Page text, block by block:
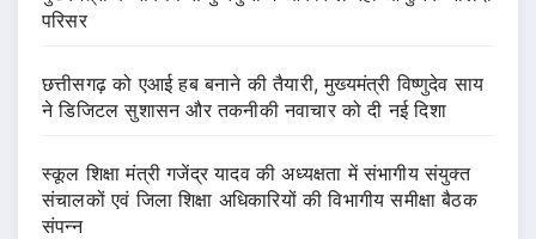
परिसर
छत्तीसगढ़ को एआई हब बनाने की तैयारी, मुख्यमंत्री विष्णुदेव साय
ने डिजिटल सुशासन और तकनीकी नवाचार को दी नई दिशा
स्कूल शिक्षा मंत्री गजेंद्र यादव की अध्यक्षता में संभागीय संयुक्त
संचालकों एवं जिला शिक्षा अधिकारियों की विभागीय समीक्षा बैठक
संपन्न